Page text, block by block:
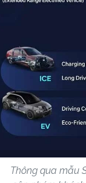
Thông qua mẫu